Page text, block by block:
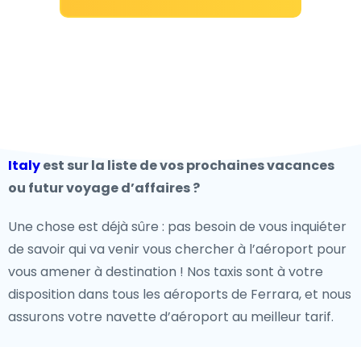
Italyest sur la liste de vos prochaines vacances
ou futur voyage d’affaires ?
Une chose est déjà sûre : pas besoin de vous inquiéter
de savoir qui va venir vous chercher à l’aéroport pour
vous amener à destination ! Nos taxis sont à votre
disposition dans tous les aéroports de Ferrara, et nous
assurons votre navette d’aéroport au meilleur tarif.